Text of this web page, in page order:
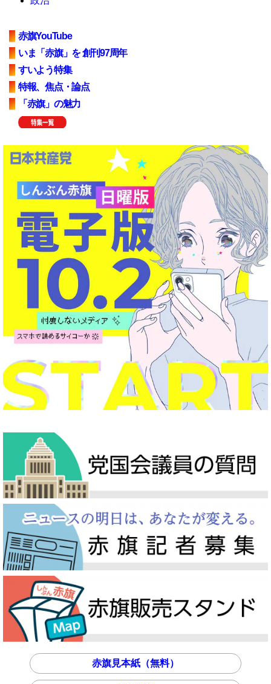
赤旗YouTube
いま「赤旗」を 創刊97周年
すいよう特集
特報、焦点・論点
「赤旗」の魅力
赤旗見本紙（無料）